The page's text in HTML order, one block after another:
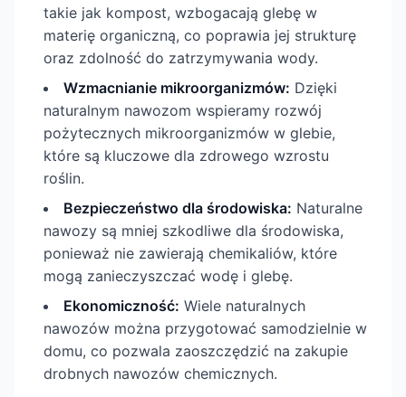
takie jak kompost, wzbogacają glebę w
materię organiczną, co poprawia jej strukturę
oraz zdolność do zatrzymywania wody.
Wzmacnianie mikroorganizmów: Dzięki
naturalnym nawozom wspieramy rozwój
pożytecznych mikroorganizmów w glebie,
które są kluczowe dla zdrowego wzrostu
roślin.
Bezpieczeństwo dla środowiska: Naturalne
nawozy są mniej szkodliwe dla środowiska,
ponieważ nie zawierają chemikaliów, które
mogą zanieczyszczać wodę i glebę.
Ekonomiczność: Wiele naturalnych
nawozów można przygotować samodzielnie w
domu, co pozwala zaoszczędzić na zakupie
drobnych nawozów chemicznych.